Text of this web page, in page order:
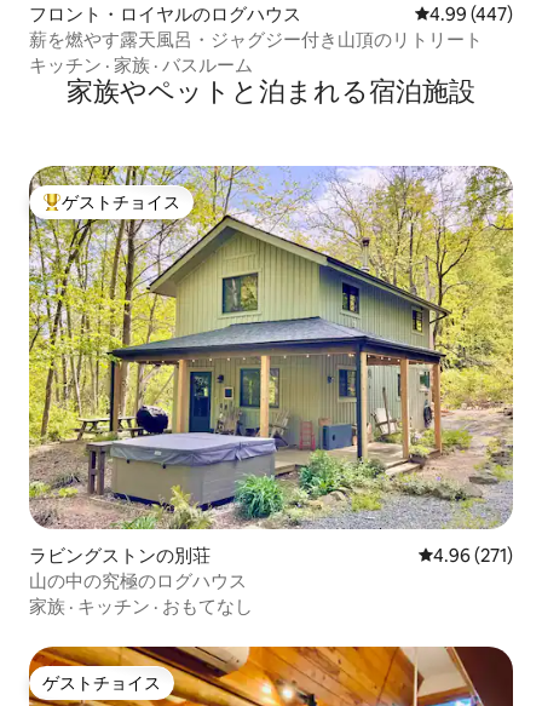
フロント・ロイヤルのログハウス レビュー447
4.99 (447)
薪を燃やす露天風呂・ジャグジー付き山頂のリトリート
キッチン · 家族 · バスルーム
家族やペットと泊まれる宿泊施設
大好評のゲストチョイスです。
ゲストチョイス
ラビングストンの別荘 レビュー271
4.96 (271)
山の中の究極のログハウス
家族 · キッチン · おもてなし
ゲストチョイス
ゲストチョイス